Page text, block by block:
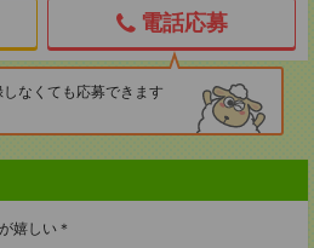
電話応募
なくても応募できます
嬉しい＊